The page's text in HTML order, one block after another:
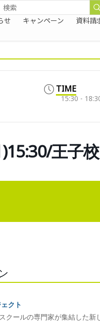
せ キャンペーン 資料請
TIME
15:30 -
王子校
クト
ールの専門家が集結した新